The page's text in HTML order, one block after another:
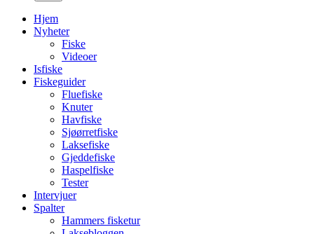
Hjem
Nyheter
Fiske
Videoer
Isfiske
Fiskeguider
Fluefiske
Knuter
Havfiske
Sjøørretfiske
Laksefiske
Gjeddefiske
Haspelfiske
Tester
Intervjuer
Spalter
Hammers fisketur